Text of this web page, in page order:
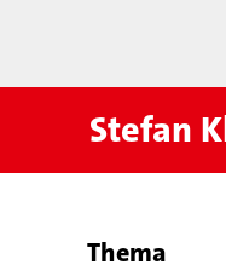
Stefan
Thema